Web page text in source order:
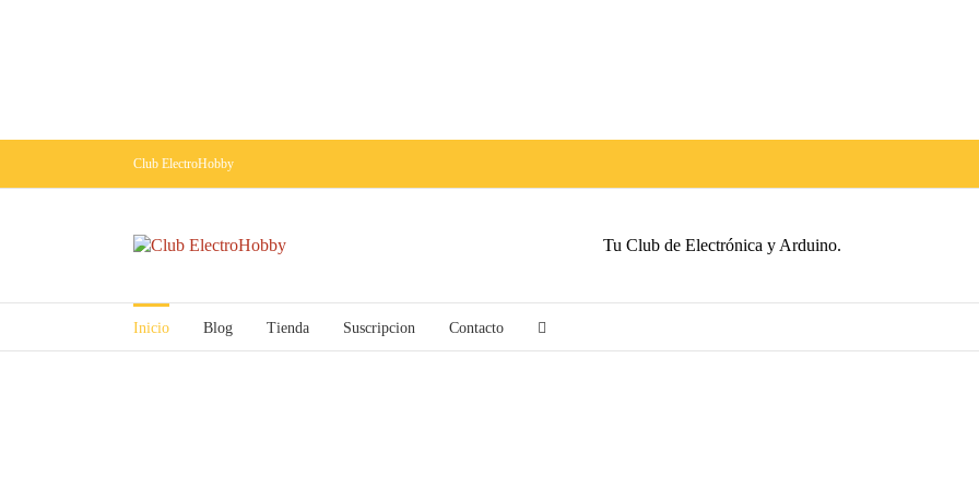
Club ElectroHobby
Tu Club de Electrónica y Arduino.
Inicio Blog Tienda Suscripcion Contacto